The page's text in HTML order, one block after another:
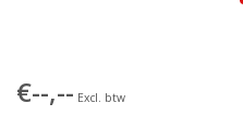
€--,-- Excl. btw